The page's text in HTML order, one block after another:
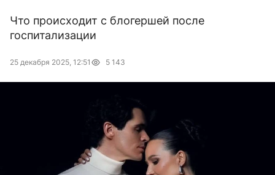
Что происходит с блогершей после
госпитализации
25 декабря 2025, 12:51 5 143